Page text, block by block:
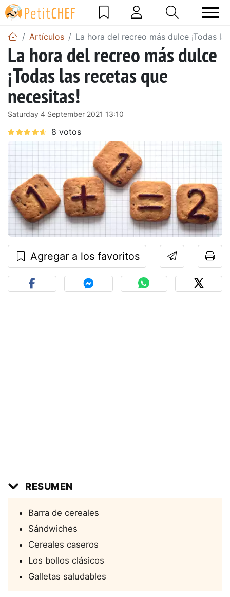
Artículos La hora del recreo más dulce ¡Todas
La hora del recreo más dulce
¡Todas las recetas que
necesitas!
Saturday 4 September 2021 13:10
Agregar a los favoritos
RESUMEN
Barra de cereales
Sándwiches
Cereales caseros
Los bollos clásicos
Galletas saludables